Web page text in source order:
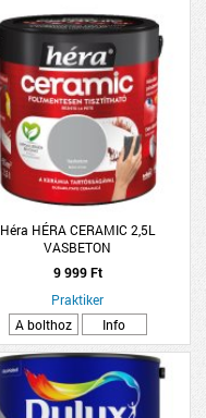
Héra HÉRA CERAMIC 2,5L
VASBETON
9 999 Ft
Praktiker
A bolthoz
Info